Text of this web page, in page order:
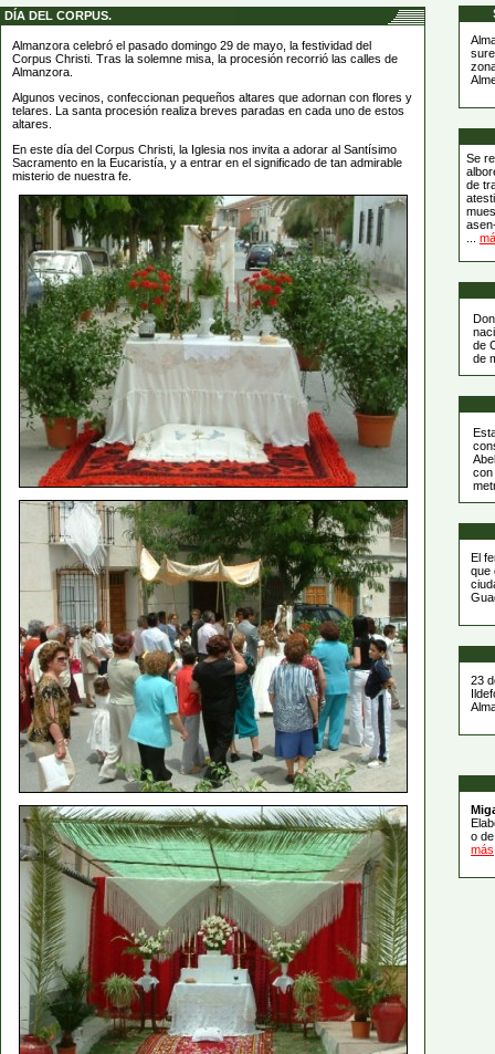
DÍA DEL CORPUS.
Almanzora celebró el pasado domingo 29 de mayo, la festividad del
Corpus Christi. Tras la solemne misa, la procesión recorrió las calles de
Almanzora.
Algunos vecinos, confeccionan pequeños altares que adornan con flores y
telares. La santa procesión realiza breves paradas en cada uno de estos
altares.
En este día del Corpus Christi, la Iglesia nos invita a adorar al Santísimo
Sacramento en la Eucaristía, y a entrar en el significado de tan admirable
misterio de nuestra fe.
Se
de
de
de
con
El
que
23
o
más